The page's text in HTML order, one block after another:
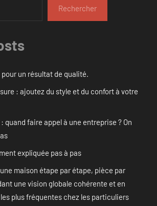
Rechercher
un résultat de qualité.
: ajoutez du style et du confort à votre
quand faire appel à une entreprise ? On
expliquée pas à pas
maison étape par étape, pièce par
une vision globale cohérente et en
plus fréquentes chez les particuliers